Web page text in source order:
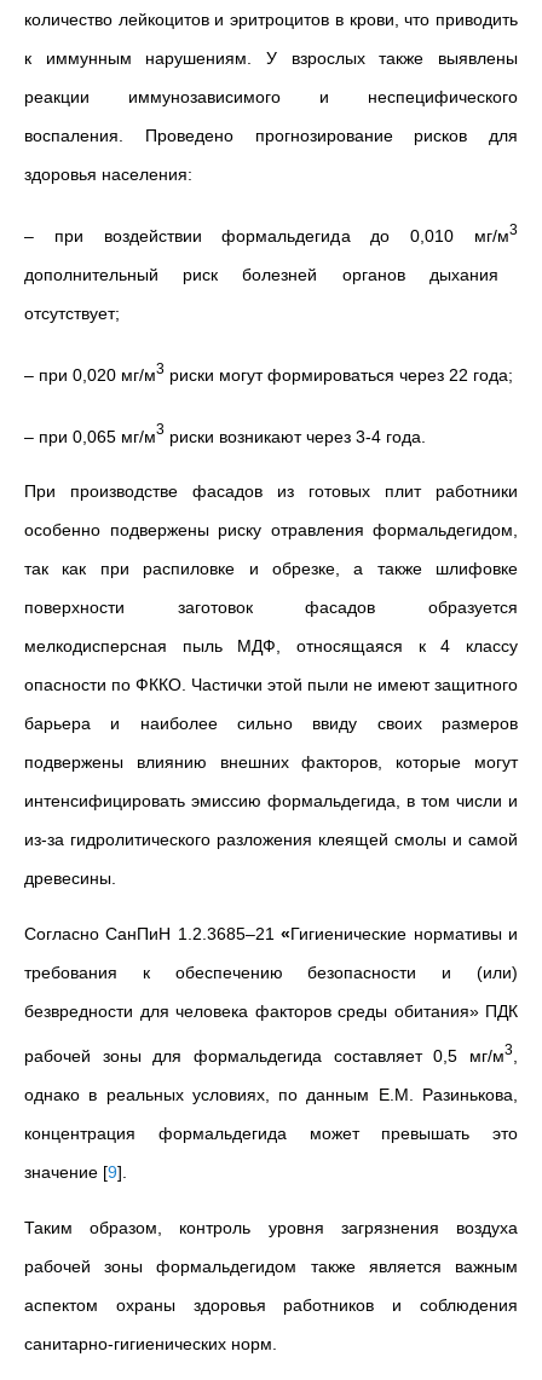
количество лейкоцитов и эритроцитов в крови, что приводить
к иммунным нарушениям. У взрослых также выявлены
реакции иммунозависимого и неспецифического
воспаления. Проведено прогнозирование рисков для
здоровья населения:
– при воздействии формальдегида до 0,010 мг/м3
дополнительный риск болезней органов дыхания
отсутствует;
– при 0,020 мг/м3 риски могут формироваться через 22 года;
– при 0,065 мг/м3 риски возникают через 3-4 года.
При производстве фасадов из готовых плит работники
особенно подвержены риску отравления формальдегидом,
так как при распиловке и обрезке, а также шлифовке
поверхности заготовок фасадов образуется
мелкодисперсная пыль МДФ, относящаяся к 4 классу
опасности по ФККО. Частички этой пыли не имеют защитного
барьера и наиболее сильно ввиду своих размеров
подвержены влиянию внешних факторов, которые могут
интенсифицировать эмиссию формальдегида, в том числи и
из-за гидролитического разложения клеящей смолы и самой
древесины.
Согласно СанПиН 1.2.3685–21«Гигиенические нормативы и
требования к обеспечению безопасности и (или)
безвредности для человека факторов среды обитания» ПДК
рабочей зоны для формальдегида составляет 0,5 мг/м3
однако в реальных условиях, по данным Е.М. Разинькова,
концентрация формальдегида может превышать это
значение [9]
Таким образом, контроль уровня загрязнения воздуха
рабочей зоны формальдегидом также является важным
аспектом охраны здоровья работников и соблюдения
санитарно-гигиенических норм.